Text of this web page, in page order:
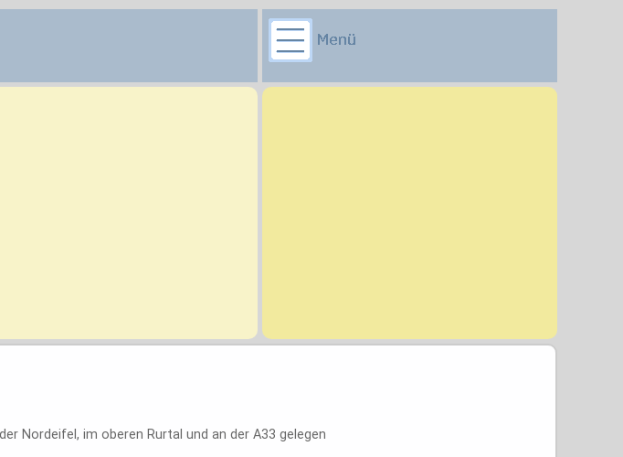
Nordeifel, im oberen Rurtal und an der A33 gelegen